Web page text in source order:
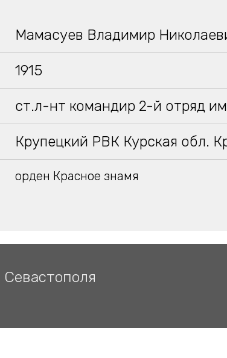
Мамасуев Владимир
1915
ст.л-нт командир 2-й отряд
Крупецкий РВК Курская обл.
орден Красное знамя